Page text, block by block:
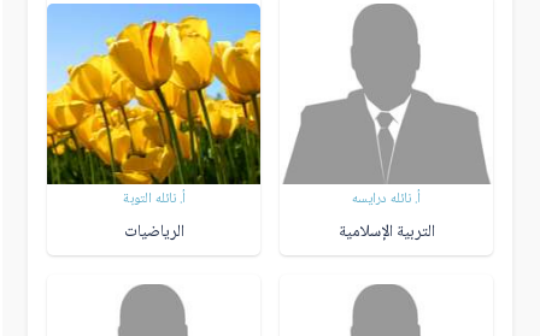
أ. نائله درايسه
التربية الإسلامية
أ. نائله التوبة
الرياضيات